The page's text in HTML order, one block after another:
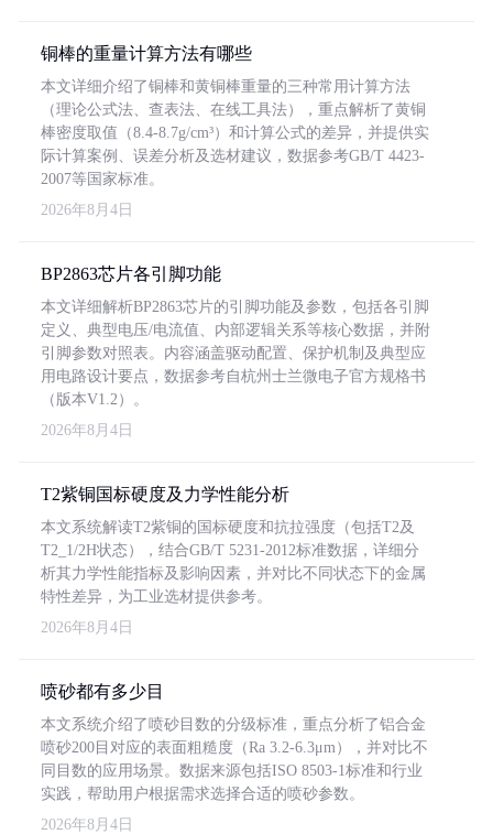
铜棒的重量计算方法有哪些
本文详细介绍了铜棒和黄铜棒重量的三种常用计算方法
（理论公式法、查表法、在线工具法），重点解析了黄铜
棒密度取值（8.4-8.7g/cm³）和计算公式的差异，并提供实
际计算案例、误差分析及选材建议，数据参考GB/T 4423-
2007等国家标准。
2026年8月4日
BP2863芯片各引脚功能
本文详细解析BP2863芯片的引脚功能及参数，包括各引脚
定义、典型电压/电流值、内部逻辑关系等核心数据，并附
引脚参数对照表。内容涵盖驱动配置、保护机制及典型应
用电路设计要点，数据参考自杭州士兰微电子官方规格书
（版本V1.2）。
2026年8月4日
T2紫铜国标硬度及力学性能分析
本文系统解读T2紫铜的国标硬度和抗拉强度（包括T2及
T2_1/2H状态），结合GB/T 5231-2012标准数据，详细分
析其力学性能指标及影响因素，并对比不同状态下的金属
特性差异，为工业选材提供参考。
2026年8月4日
喷砂都有多少目
本文系统介绍了喷砂目数的分级标准，重点分析了铝合金
喷砂200目对应的表面粗糙度（Ra 3.2-6.3μm），并对比不
同目数的应用场景。数据来源包括ISO 8503-1标准和行业
实践，帮助用户根据需求选择合适的喷砂参数。
2026年8月4日